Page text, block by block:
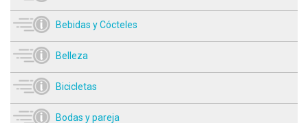
Bebidas y Cócteles
Belleza
Bicicletas
Bodas y pareja